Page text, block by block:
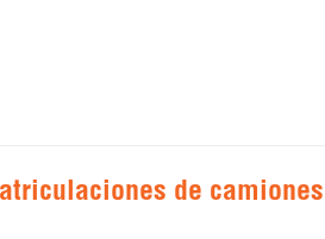
de camiones